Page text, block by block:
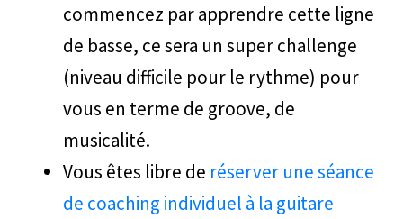
commencez par apprendre cette ligne
de basse, ce sera un super challenge
(niveau difficile pour le rythme) pour
vous en terme de groove, de
musicalité.
Vous êtes libre de réserver une séance
de coaching individuel à la guitare